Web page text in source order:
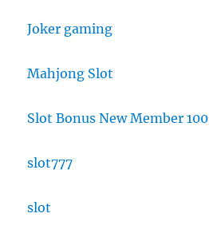
Joker gaming
Mahjong Slot
Slot Bonus New Member 100
slot777
slot